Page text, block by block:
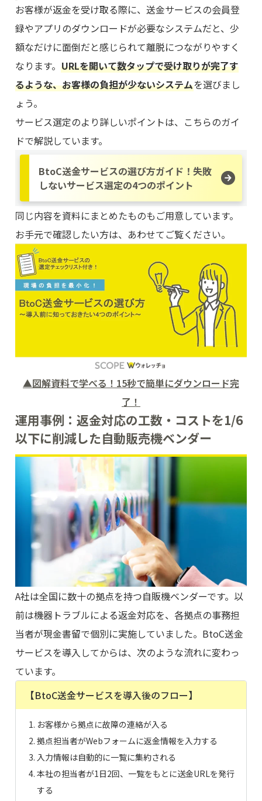
お客様が返金を受け取る際に、送金サービスの会員登
録やアプリのダウンロードが必要なシステムだと、少
額なだけに面倒だと感じられて離脱につながりやすく
なります。URLを開いて数タップで受け取りが完了す
るような、お客様の負担が少ないシステムを選びまし
ょう。
サービス選定のより詳しいポイントは、こちらのガイ
ドで解説しています。
BtoC送金サービスの選び方ガイド！失敗
しないサービス選定の4つのポイント
同じ内容を資料にまとめたものもご用意しています。
お手元で確認したい方は、あわせてご覧ください。
▲図解資料で学べる！15秒で簡単にダウンロード完
了！
運用事例：返金対応の工数・コストを1/6
以下に削減した自動販売機ベンダー
A社は全国に数十の拠点を持つ自販機ベンダーです。以
前は機器トラブルによる返金対応を、各拠点の事務担
当者が現金書留で個別に実施していました。BtoC送金
サービスを導入してからは、次のような流れに変わっ
ています。
【BtoC送金サービスを導入後のフロー】
お客様から拠点に故障の連絡が入る
拠点担当者がWebフォームに返金情報を入力する
入力情報は自動的に一覧に集約される
本社の担当者が1日2回、一覧をもとに送金URLを発行
する